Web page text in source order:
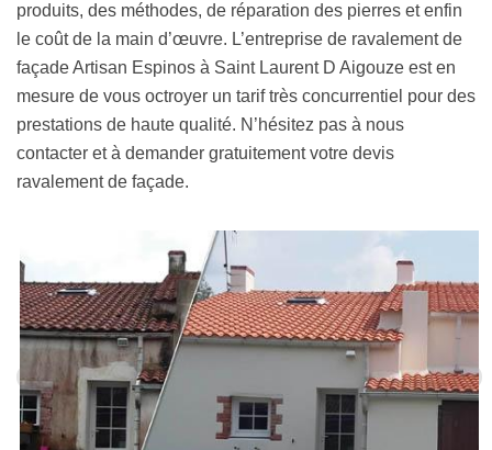
produits, des méthodes, de réparation des pierres et enfin
le coût de la main d’œuvre. L’entreprise de ravalement de
façade Artisan Espinos à Saint Laurent D Aigouze est en
mesure de vous octroyer un tarif très concurrentiel pour des
prestations de haute qualité. N’hésitez pas à nous
contacter et à demander gratuitement votre devis
ravalement de façade.